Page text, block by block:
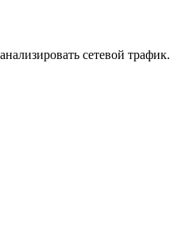
сетевой трафик.